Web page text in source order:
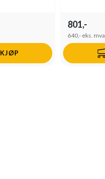
KJØP
801,-
640,- eks. mva